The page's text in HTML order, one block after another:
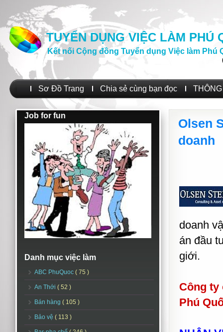
TUYỂN DỤNG VIỆC LÀM PHÚ
Kết nối Cộng đồng Tuyển dụng Việc làm Phú
Sơ Đồ Trang Chia sẻ cùng bạn đọc
Job for fun
Danh mục việc làm
ABC PhuQuoc ( 75 )
An Thới ( 52 )
Bán hàng ( 105 )
Bảo vệ ( 113 )
Olsen
doanh
doanh
án đầu
giới.
Công ty
Phú